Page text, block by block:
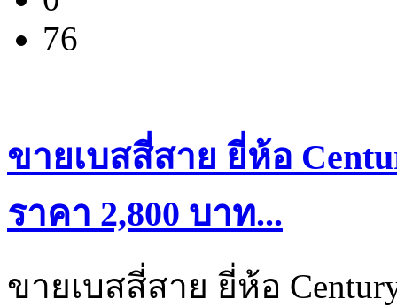
76
ขายเบสสี่สาย ยี่ห้อ
ราคา 2,800 บาท...
ขายเบสสี่สาย ยี่ห้อ